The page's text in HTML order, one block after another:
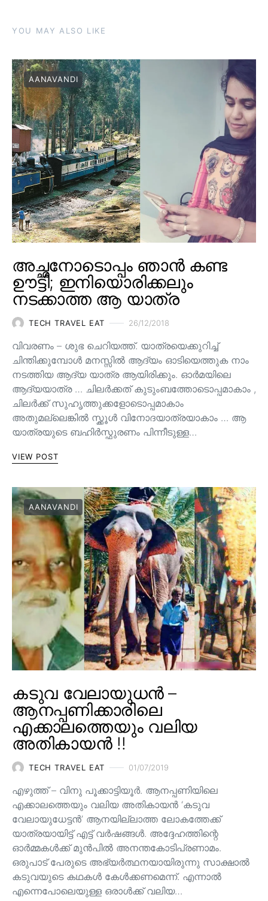
YOU MAY ALSO LIKE
AANAVANDI
അച്ഛനോടൊപ്പം ഞാൻ കണ്ട
ഊട്ടി; ഇനിയൊരിക്കലും
നടക്കാത്ത ആ യാത്ര
TECH TRAVEL EAT 26/12/2018
വിവരണം – ശുഭ ചെറിയത്ത്. യാത്രയെക്കുറിച്ച്
ചിന്തിക്കുമ്പോൾ മനസ്സിൽ ആദ്യം ഓടിയെത്തുക നാം
നടത്തിയ ആദ്യ യാത്ര ആയിരിക്കും. ഓർമയിലെ
ആദ്യയാത്ര … ചിലർക്കത് കുടുംബത്തോടൊപ്പമാകാം ,
ചിലർക്ക് സുഹൃത്തുക്കളോടൊപ്പമാകാം
അതുമല്ലെങ്കിൽ സ്ക്കൂൾ വിനോദയാത്രയാകാം … ആ
യാത്രയുടെ ബഹിർസ്ഫുരണം പിന്നീടുള്ള…
VIEW POST
AANAVANDI
കടുവ വേലായുധൻ –
ആനപ്പണിക്കാരിലെ
എക്കാലത്തെയും വലിയ
അതികായൻ !!
TECH TRAVEL EAT 01/07/2019
എഴുത്ത് – വിനു പൂക്കാട്ടിയൂർ. ആനപ്പണിയിലെ
എക്കാലത്തെയും വലിയ അതികായൻ ‘കടുവ
വേലായുധേട്ടൻ’ ആനയില്ലാത്ത ലോകത്തേക്ക്
യാത്രയായിട്ട് എട്ട് വർഷങ്ങൾ. അദ്ദേഹത്തിന്റെ
ഓർമ്മകൾക്ക് മുൻപിൽ അനന്തകോടിപ്രണാമം.
ഒരുപാട് പേരുടെ അഭ്യർത്ഥനയായിരുന്നു സാക്ഷാൽ
കടുവയുടെ കഥകൾ കേൾക്കണമെന്ന്. എന്നാൽ
എന്നെപോലെയുള്ള ഒരാൾക്ക് വലിയ…